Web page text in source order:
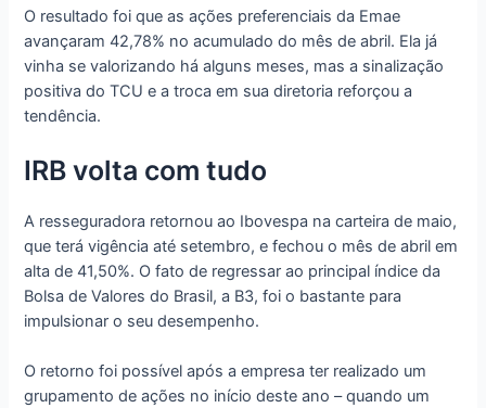
O resultado foi que as ações preferenciais da Emae
avançaram 42,78% no acumulado do mês de abril. Ela já
vinha se valorizando há alguns meses, mas a sinalização
positiva do TCU e a troca em sua diretoria reforçou a
tendência.
IRB volta com tudo
A resseguradora retornou ao Ibovespa na carteira de maio,
que terá vigência até setembro, e fechou o mês de abril em
alta de 41,50%. O fato de regressar ao principal índice da
Bolsa de Valores do Brasil, a B3, foi o bastante para
impulsionar o seu desempenho.
O retorno foi possível após a empresa ter realizado um
grupamento de ações no início deste ano – quando um